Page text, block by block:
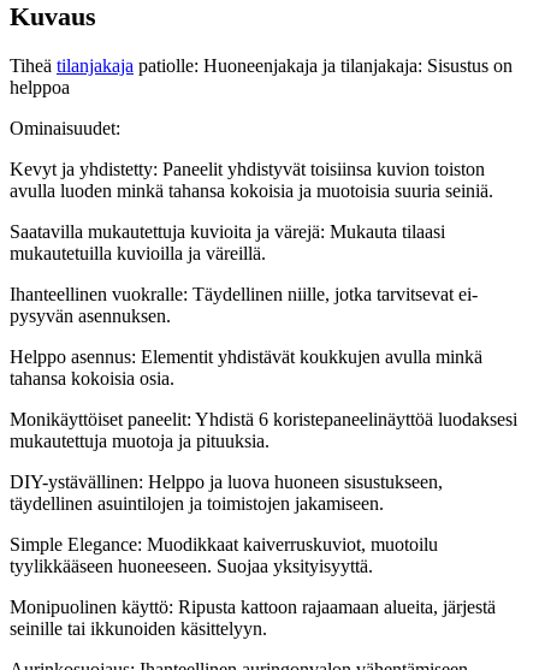
Kuvaus
Tiheä tilanjakaja patiolle: Huoneenjakaja ja tilanjakaja: Sisustus on
helppoa
Ominaisuudet:
Kevyt ja yhdistetty: Paneelit yhdistyvät toisiinsa kuvion toiston
avulla luoden minkä tahansa kokoisia ja muotoisia suuria seiniä.
Saatavilla mukautettuja kuvioita ja värejä: Mukauta tilaasi
mukautetuilla kuvioilla ja väreillä.
Ihanteellinen vuokralle: Täydellinen niille, jotka tarvitsevat ei-
pysyvän asennuksen.
Helppo asennus: Elementit yhdistävät koukkujen avulla minkä
tahansa kokoisia osia.
Monikäyttöiset paneelit: Yhdistä 6 koristepaneelinäyttöä luodaksesi
mukautettuja muotoja ja pituuksia.
DIY-ystävällinen: Helppo ja luova huoneen sisustukseen,
täydellinen asuintilojen ja toimistojen jakamiseen.
Simple Elegance: Muodikkaat kaiverruskuviot, muotoilu
tyylikkääseen huoneeseen. Suojaa yksityisyyttä.
Monipuolinen käyttö: Ripusta kattoon rajaamaan alueita, järjestä
seinille tai ikkunoiden käsittelyyn.